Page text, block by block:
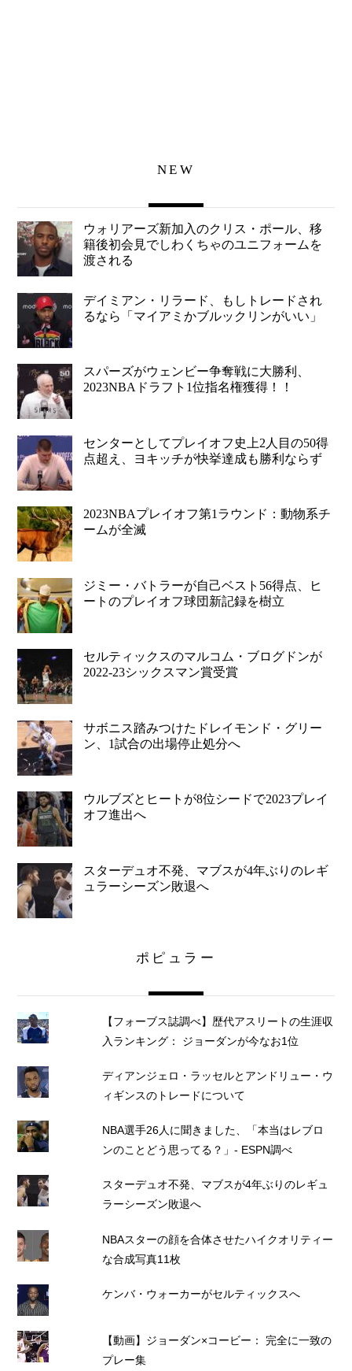
NEW
ウォリアーズ新加入のクリス・ポール、移
籍後初会見でしわくちゃのユニフォームを
渡される
デイミアン・リラード、もしトレードされ
るなら「マイアミかブルックリンがいい」
スパーズがウェンビー争奪戦に大勝利、
2023NBAドラフト1位指名権獲得！！
センターとしてプレイオフ史上2人目の50得
点超え、ヨキッチが快挙達成も勝利ならず
2023NBAプレイオフ第1ラウンド：動物系チ
ームが全滅
ジミー・バトラーが自己ベスト56得点、ヒ
ートのプレイオフ球団新記録を樹立
セルティックスのマルコム・ブログドンが
2022-23シックスマン賞受賞
サボニス踏みつけたドレイモンド・グリー
ン、1試合の出場停止処分へ
ウルブズとヒートが8位シードで2023プレイ
オフ進出へ
スターデュオ不発、マブスが4年ぶりのレギ
ュラーシーズン敗退へ
ポピュラー
【フォーブス誌調べ】歴代アスリートの生涯収
入ランキング： ジョーダンが今なお1位
ディアンジェロ・ラッセルとアンドリュー・ウ
ィギンスのトレードについて
NBA選手26人に聞きました、「本当はレブロ
ンのことどう思ってる？」- ESPN調べ
スターデュオ不発、マブスが4年ぶりのレギュ
ラーシーズン敗退へ
NBAスターの顔を合体させたハイクオリティー
な合成写真11枚
ケンバ・ウォーカーがセルティックスへ
【動画】ジョーダン×コービー： 完全に一致の
プレー集